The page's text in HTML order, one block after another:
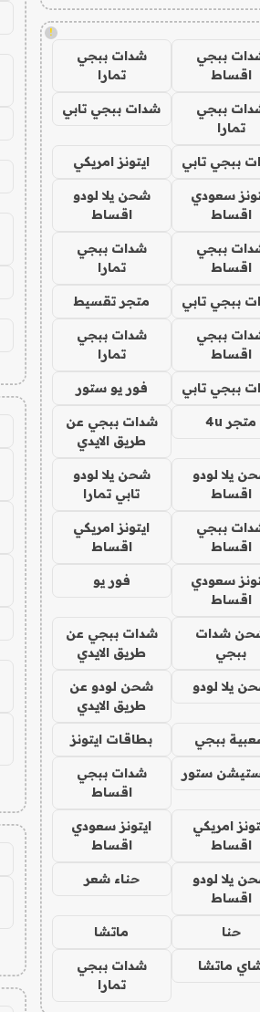
!
ببجي
اقساط
شدات ببجي
تمارا
ببجي
تمارا
شدات ببجي تابي
ببجي تابي ايتونز امريكي
سعودي
اقساط
شحن يلا لودو
اقساط
ببجي
اقساط
شدات ببجي
تمارا
ببجي تابي متجر تقسيط
ببجي
اقساط
شدات ببجي
تمارا
ببجي تابي فور يو ستور
متجر 4u
شدات ببجي عن
طريق الايدي
يلا لودو
اقساط
شحن يلا لودو
تابي تمارا
ببجي
اقساط
ايتونز امريكي
اقساط
سعودي
اقساط
فور يو
شدات
ببجي
شدات ببجي عن
طريق الايدي
يلا لودو
شحن لودو عن
طريق الايدي
ببجي بطاقات ايتونز
ستور
شدات ببجي
اقساط
امريكي
اقساط
ايتونز سعودي
اقساط
يلا لودو
اقساط
حناء شعر
حنا ماتشا
ماتشا
شدات ببجي
تمارا